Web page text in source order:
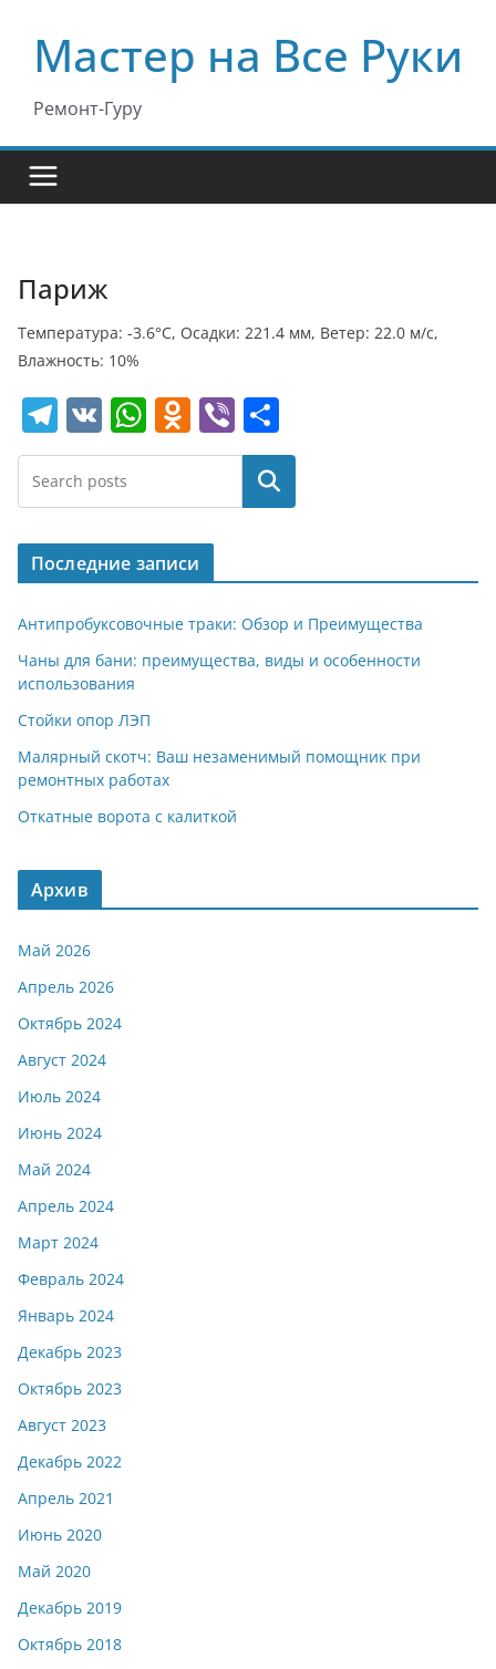
содержимому
Мастер на Все Руки
Ремонт-Гуру
Париж
Температура: -3.6°C, Осадки: 221.4 мм, Ветер: 22.0 м/с,
Влажность: 10%
T
el
e
gr
a
m
V
K
W
h
s
A
p
p
O
d
o
kl
a
ss
ni
Vi
b
er
т
п
р
в
и
т
Поиск
Последние записи
Антипробуксовочные траки: Обзор и Преимущества
Чаны для бани: преимущества, виды и особенности
использования
Стойки опор ЛЭП
Малярный скотч: Ваш незаменимый помощник при
ремонтных работах
Откатные ворота с калиткой
Архив
Май 2026
Апрель 2026
Октябрь 2024
Август 2024
Июль 2024
Июнь 2024
Май 2024
Апрель 2024
Март 2024
Февраль 2024
Январь 2024
Декабрь 2023
Октябрь 2023
Август 2023
Декабрь 2022
Апрель 2021
Июнь 2020
Май 2020
Декабрь 2019
Октябрь 2018